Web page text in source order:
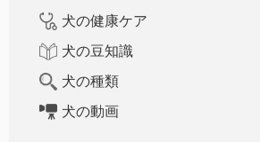
犬の健康ケア
犬の豆知識
犬の種類
犬の動画